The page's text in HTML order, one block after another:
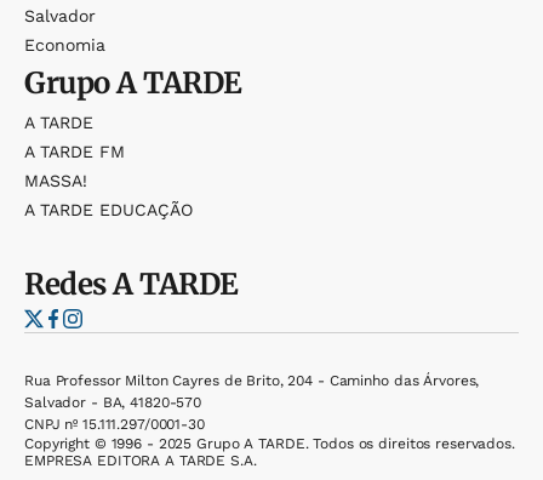
Salvador
Economia
GrupoA TARDE
A TARDE
A TARDE FM
MASSA!
A TARDE EDUCAÇÃO
RedesA TARDE
Rua Professor Milton Cayres de Brito, 204 - Caminho das Árvores,
Salvador - BA, 41820-570
CNPJ nº 15.111.297/0001-30
Copyright © 1996 - 2025 Grupo A TARDE. Todos os direitos reservados.
EMPRESA EDITORA A TARDE S.A.